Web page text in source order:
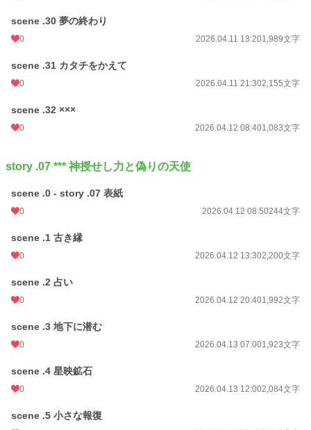
scene .30 夢の終わり
0 2026.04.11 13:201,989文字
scene .31 カタチをかえて
0 2026.04.11 21:302,155文字
scene .32 ×××
0 2026.04.12 08:401,083文字
story .07 *** 神授せし力と偽りの天使
scene .0 - story .07 表紙
0 2026.04.12 08:50244文字
scene .1 古き縁
0 2026.04.12 13:302,200文字
scene .2 占い
0 2026.04.12 20:401,992文字
scene .3 地下に潜む
0 2026.04.13 07:001,923文字
scene .4 星映鉱石
0 2026.04.13 12:002,084文字
scene .5 小さな報復